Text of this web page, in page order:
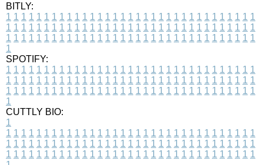
BITLY:
1 1 1 1 1 1 1 1 1 1 1 1 1 1 1 1 1 1 1 1 1 1 1 1 1 1 1 1 1 1 1 1 1
1 1 1 1 1 1 1 1 1 1 1 1 1 1 1 1 1 1 1 1 1 1 1 1 1 1 1 1 1 1 1 1 1
1 1 1 1 1 1 1 1 1 1 1 1 1 1 1 1 1 1 1 1 1 1 1 1 1 1 1 1 1 1 1 1 1
1
SPOTIFY:
1 1 1 1 1 1 1 1 1 1 1 1 1 1 1 1 1 1 1 1 1 1 1 1 1 1 1 1 1 1 1 1 1
1 1 1 1 1 1 1 1 1 1 1 1 1 1 1 1 1 1 1 1 1 1 1 1 1 1 1 1 1 1 1 1 1
1 1 1 1 1 1 1 1 1 1 1 1 1 1 1 1 1 1 1 1 1 1 1 1 1 1 1 1 1 1 1 1 1
1
CUTTLY BIO:
1
1 1 1 1 1 1 1 1 1 1 1 1 1 1 1 1 1 1 1 1 1 1 1 1 1 1 1 1 1 1 1 1 1
1 1 1 1 1 1 1 1 1 1 1 1 1 1 1 1 1 1 1 1 1 1 1 1 1 1 1 1 1 1 1 1 1
1 1 1 1 1 1 1 1 1 1 1 1 1 1 1 1 1 1 1 1 1 1 1 1 1 1 1 1 1 1 1 1 1